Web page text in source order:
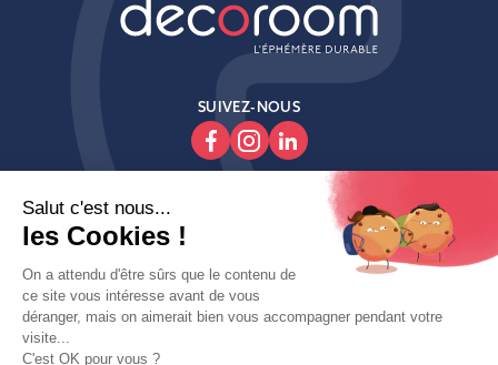
SUIVEZ-NOUS
Produits 
Decoroom
Contactez-Nous